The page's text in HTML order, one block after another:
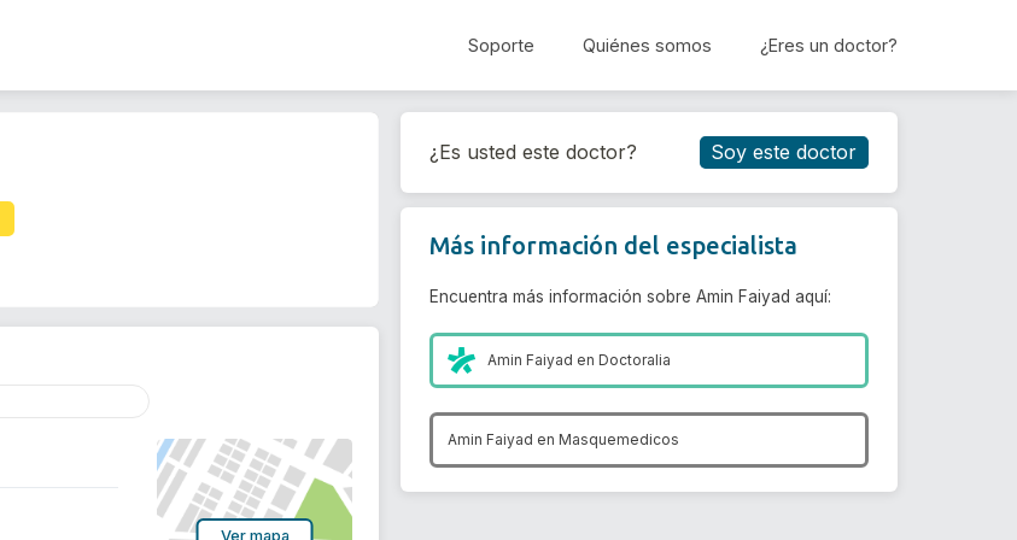
Soporte Quiénes somos ¿Eres un doctor?
Reservar cita
Ver mapa
¿Es usted este doctor? Soy este doctor
Más información del especialista
Encuentra más información sobre Amin Faiyad aquí:
Amin Faiyad enDoctoralia
Amin Faiyad en Masquemedicos